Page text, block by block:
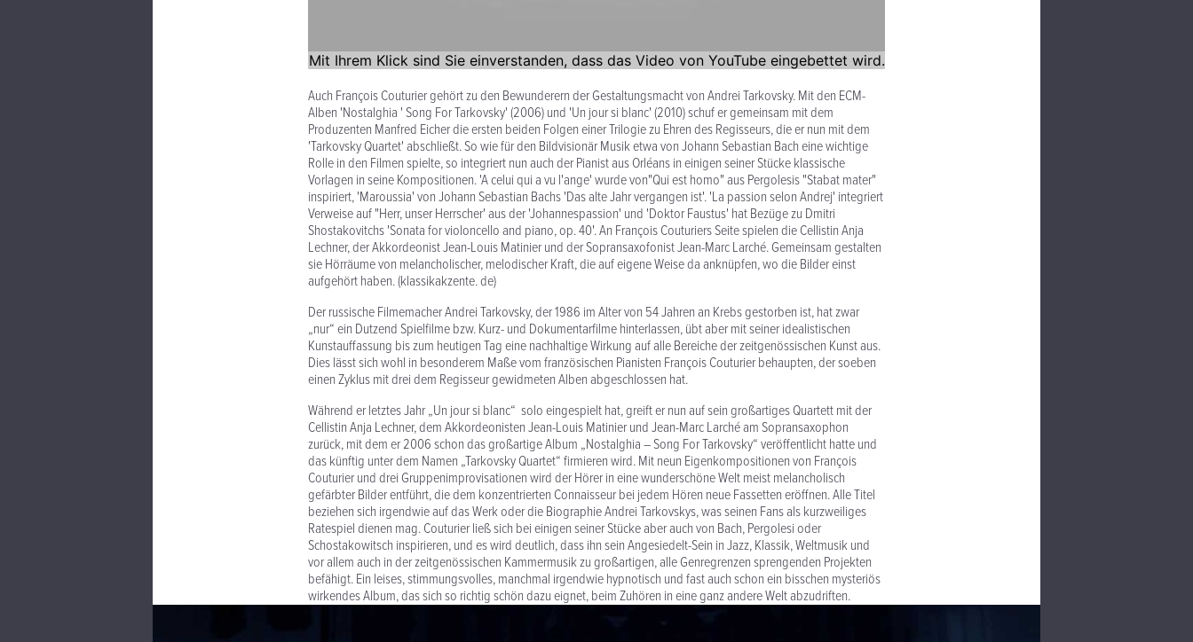
Auch François Couturier gehört zu den Bewunderern der Gestaltungsmacht von Andrei Tarkovsky. Mit den ECM-
Alben 'Nostalghia ' Song For Tarkovsky' (2006) und 'Un jour si blanc' (2010) schuf er gemeinsam mit dem
Produzenten Manfred Eicher die ersten beiden Folgen einer Trilogie zu Ehren des Regisseurs, die er nun mit dem
'Tarkovsky Quartet' abschließt. So wie für den Bildvisionär Musik etwa von Johann Sebastian Bach eine wichtige
Rolle in den Filmen spielte, so integriert nun auch der Pianist aus Orléans in einigen seiner Stücke klassische
Vorlagen in seine Kompositionen. 'A celui qui a vu l'ange' wurde von"Qui est homo" aus Pergolesis "Stabat mater"
inspiriert, 'Maroussia' von Johann Sebastian Bachs 'Das alte Jahr vergangen ist'. 'La passion selon Andrej' integriert
Verweise auf "Herr, unser Herrscher' aus der 'Johannespassion' und 'Doktor Faustus' hat Bezüge zu Dmitri
Shostakovitchs 'Sonata for violoncello and piano, op. 40'. An François Couturiers Seite spielen die Cellistin Anja
Lechner, der Akkordeonist Jean-Louis Matinier und der Sopransaxofonist Jean-Marc Larché. Gemeinsam gestalten
sie Hörräume von melancholischer, melodischer Kraft, die auf eigene Weise da anknüpfen, wo die Bilder einst
aufgehört haben. (klassikakzente. de)
Der russische Filmemacher Andrei Tarkovsky, der 1986 im Alter von 54 Jahren an Krebs gestorben ist, hat zwar
„nur“ ein Dutzend Spielfilme bzw. Kurz- und Dokumentarfilme hinterlassen, übt aber mit seiner idealistischen
Kunstauffassung bis zum heutigen Tag eine nachhaltige Wirkung auf alle Bereiche der zeitgenössischen Kunst aus.
Dies lässt sich wohl in besonderem Maße vom französischen Pianisten François Couturier behaupten, der soeben
einen Zyklus mit drei dem Regisseur gewidmeten Alben abgeschlossen hat.
Während er letztes Jahr „Un jour si blanc“ solo eingespielt hat, greift er nun auf sein großartiges Quartett mit der
Cellistin Anja Lechner, dem Akkordeonisten Jean-Louis Matinier und Jean-Marc Larché am Sopransaxophon
zurück, mit dem er 2006 schon das großartige Album „Nostalghia – Song For Tarkovsky“ veröffentlicht hatte und
das künftig unter dem Namen „Tarkovsky Quartet“ firmieren wird. Mit neun Eigenkompositionen von François
Couturier und drei Gruppenimprovisationen wird der Hörer in eine wunderschöne Welt meist melancholisch
gefärbter Bilder entführt, die dem konzentrierten Connaisseur bei jedem Hören neue Fassetten eröffnen. Alle Titel
beziehen sich irgendwie auf das Werk oder die Biographie Andrei Tarkovskys, was seinen Fans als kurzweiliges
Ratespiel dienen mag. Couturier ließ sich bei einigen seiner Stücke aber auch von Bach, Pergolesi oder
Schostakowitsch inspirieren, und es wird deutlich, dass ihn sein Angesiedelt-Sein in Jazz, Klassik, Weltmusik und
vor allem auch in der zeitgenössischen Kammermusik zu großartigen, alle Genregrenzen sprengenden Projekten
befähigt. Ein leises, stimmungsvolles, manchmal irgendwie hypnotisch und fast auch schon ein bisschen mysteriös
wirkendes Album, das sich so richtig schön dazu eignet, beim Zuhören in eine ganz andere Welt abzudriften.